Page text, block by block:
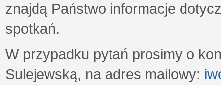
znajdą Państwo informacje
spotkań.
W przypadku pytań prosimy o
Sulejewską, na adres mailowy: